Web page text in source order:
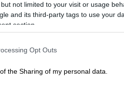
not limited to your visit or usage
and its third-party tags to use your
section.
Opt Outs
the Sharing of my personal data.